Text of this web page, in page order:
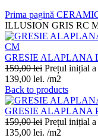
Prima pagină
ILLUSION GRIS RC
GRESIE ALAPLANA
159,00lei Prețul inițial
139,00 lei. /m2
Back to products
GRESIE ALAPLANA
159,00lei Prețul inițial
135,00 lei. /m2